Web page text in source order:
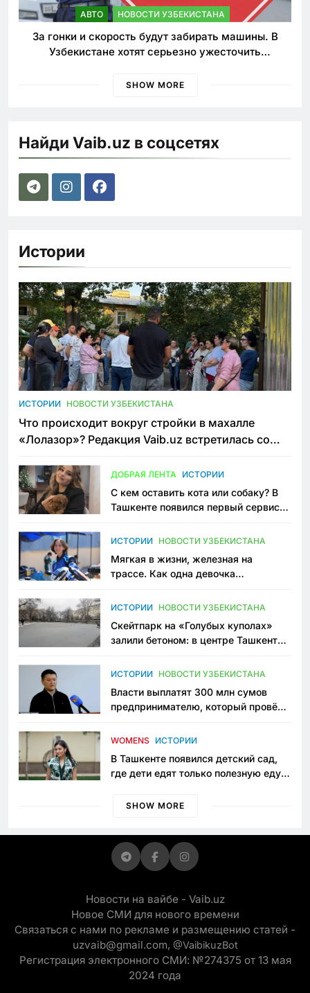
АВТО НОВОСТИ УЗБЕКИСТАНА
За гонки и скорость будут забирать машины. В
Узбекистане хотят серьезно ужесточить
SHOW MORE
Найди Vaib.uz в соцсетях
Истории
ИСТОРИИ НОВОСТИ УЗБЕКИСТАНА
Что происходит вокруг стройки в махалле
«Лолазор»? Редакция Vaib.uz встретилась со
ДОБРАЯ ЛЕНТА ИСТОРИИ
С кем оставить кота или собаку? В
Ташкенте появился первый сервис
ИСТОРИИ НОВОСТИ УЗБЕКИСТАНА
Мягкая в жизни, железная на
трассе. Как одна девочка
Узбекистане
ИСТОРИИ НОВОСТИ УЗБЕКИСТАНА
Скейтпарк на «Голубых куполах»
залили бетоном: в центре Ташкента
пространство
ИСТОРИИ НОВОСТИ УЗБЕКИСТАНА
Власти выплатят 300 млн сумов
предпринимателю, который провёл
приговору
WOMENS ИСТОРИИ
В Ташкенте появился детский сад,
где дети едят только полезную еду.
просить «кашу без сахара»
SHOW MORE
Новости на вайбе - Vaib.uz
Новое СМИ для нового времени
Связаться с нами по рекламе и размещению статей -
uzvaib@gmail.com, @VaibikuzBot
Регистрация электронного СМИ: №274375 от 13 мая
2024 года